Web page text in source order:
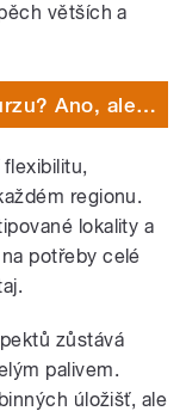
větších a
Ano, ale…
regionu.
lokality a
potřeby celé
zůstává
palivem.
úložišť, ale